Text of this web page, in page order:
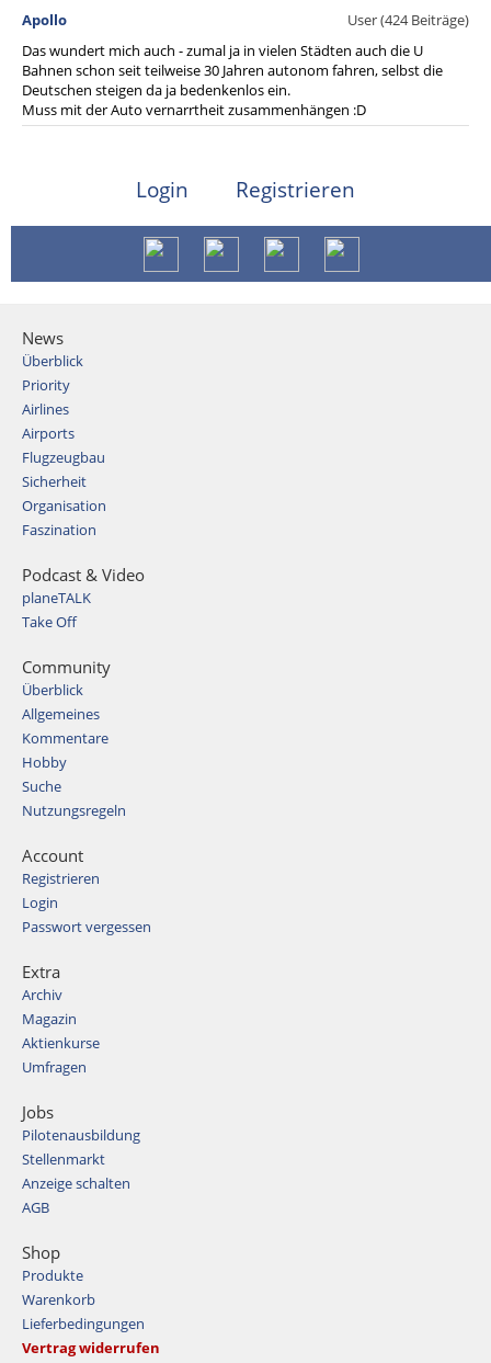
Apollo
User (424 Beiträge)
Das wundert mich auch - zumal ja in vielen Städten auch die U
Bahnen schon seit teilweise 30 Jahren autonom fahren, selbst die
Deutschen steigen da ja bedenkenlos ein.
Muss mit der Auto vernarrtheit zusammenhängen :D
Login Registrieren
News
Überblick
Priority
Airlines
Airports
Flugzeugbau
Sicherheit
Organisation
Faszination
Podcast & Video
planeTALK
Take Off
Community
Überblick
Allgemeines
Kommentare
Hobby
Suche
Nutzungsregeln
Account
Registrieren
Login
Passwort vergessen
Extra
Archiv
Magazin
Aktienkurse
Umfragen
Jobs
Pilotenausbildung
Stellenmarkt
Anzeige schalten
AGB
Shop
Produkte
Warenkorb
Lieferbedingungen
Vertrag widerrufen